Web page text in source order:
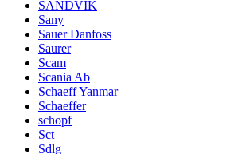
SANDVIK
Sany
Sauer Danfoss
Saurer
Scam
Scania Ab
Schaeff Yanmar
Schaeffer
schopf
Sct
Sdlg